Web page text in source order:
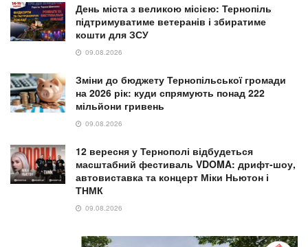
День міста з великою місією: Тернопіль
підтримуватиме ветеранів і збиратиме
кошти для ЗСУ
09.08.2026
Зміни до бюджету Тернопільської громади
на 2026 рік: куди спрямують понад 222
мільйони гривень
09.08.2026
12 вересня у Тернополі відбудеться
масштабний фестиваль VDOMA: дрифт-шоу,
автовиставка та концерт Міки Ньютон і
ТНМК
09.08.2026